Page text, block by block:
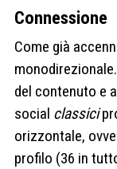
Connessione
Come già
del contenuto e
social classici
orizzontale,
profilo (36 in